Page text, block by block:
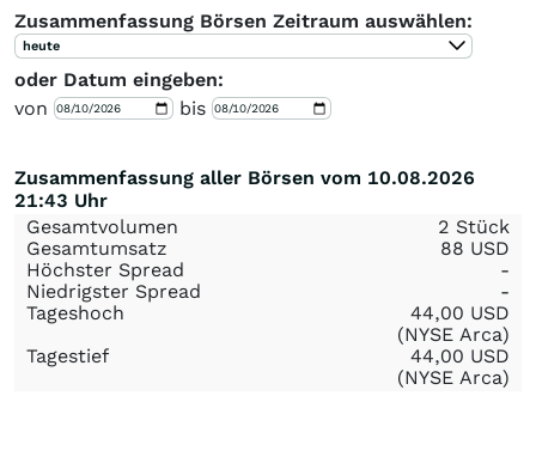
Zusammenfassung Börsen Zeitraum auswählen:
heute
oder Datum eingeben:
von
bis
Zusammenfassung aller Börsen vom 10.08.2026
21:43 Uhr
Gesamtvolumen
2 Stück
Gesamtumsatz
88 USD
Höchster Spread
-
Niedrigster Spread
-
Tageshoch
44,00 USD
(NYSE Arca)
Tagestief
44,00 USD
(NYSE Arca)